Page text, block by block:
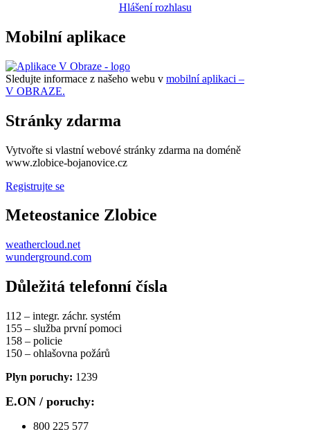
Hlášení rozhlasu
Mobilní aplikace
Sledujte informace z našeho webu v mobilní aplikaci –
V OBRAZE.
Stránky zdarma
Vytvořte si vlastní webové stránky zdarma na doméně
www.zlobice-bojanovice.cz
Registrujte se
Meteostanice Zlobice
weathercloud.net
wunderground.com
Důležitá telefonní čísla
112 – integr. záchr. systém
155 – služba první pomoci
158 – policie
150 – ohlašovna požárů
Plyn poruchy: 1239
E.ON / poruchy:
800 225 577